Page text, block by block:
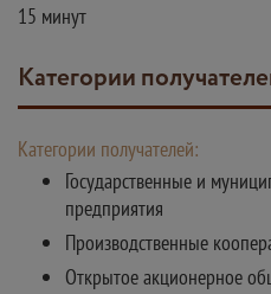
15 минут
Категории
Категории получателей:
Государственные и
предприятия
Производственные
Открытое акционерное